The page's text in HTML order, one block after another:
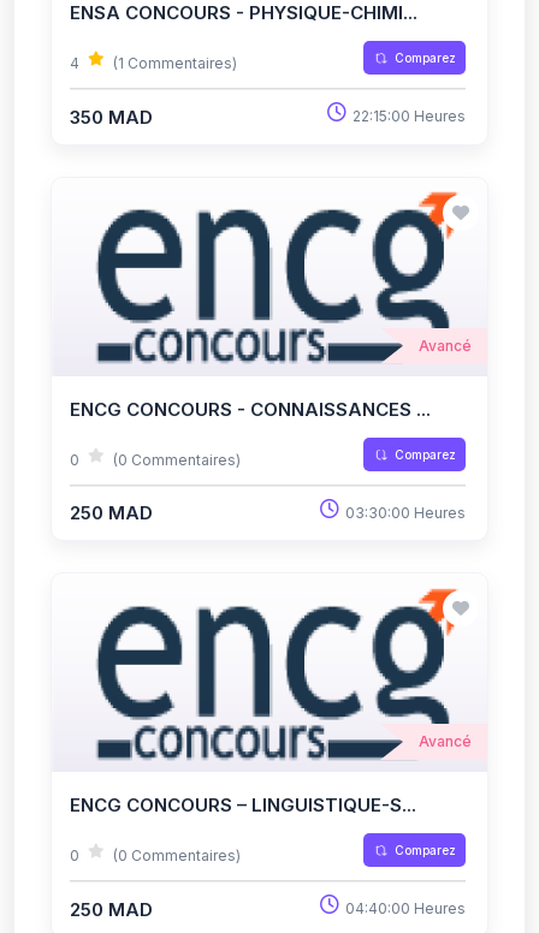
ENSA CONCOURS - PHYSIQUE-CHIMI...
4 (1 Commentaires) Comparez
350 MAD 22:15:00 Heures
Avancé
ENCG CONCOURS - CONNAISSANCES ...
0 (0 Commentaires) Comparez
250 MAD 03:30:00 Heures
Avancé
ENCG CONCOURS – LINGUISTIQUE-S...
0 (0 Commentaires) Comparez
250 MAD 04:40:00 Heures